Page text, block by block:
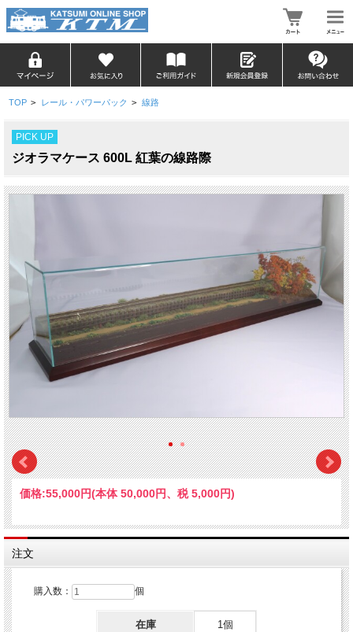
TOP > レール・パワーパック > 線路
PICK UP
ジオラマケース 600L 紅葉の線路際
価格:55,000円(本体 50,000円、税 5,000円)
注文
購入数： 個
在庫 1個